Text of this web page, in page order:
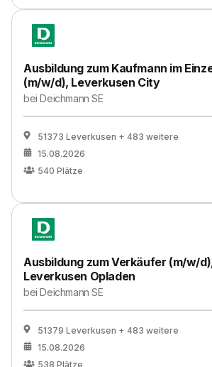
Ausbildung zum Kaufmann im
(m/w/d), Leverkusen City
beiDeichmann SE
51373 Leverkusen + 483 weitere
15.08.2026
540 Plätze
Ausbildung zum Verkäufer (m/w/
Leverkusen Opladen
beiDeichmann SE
51379 Leverkusen + 483 weitere
15.08.2026
538 Plätze